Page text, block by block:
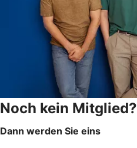
Noch kein Mitglied?
Dann werden Sie eins